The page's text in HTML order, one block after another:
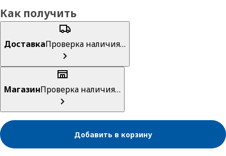
Как получить
ДоставкаПроверка наличия…
МагазинПроверка наличия…
Добавить в корзину